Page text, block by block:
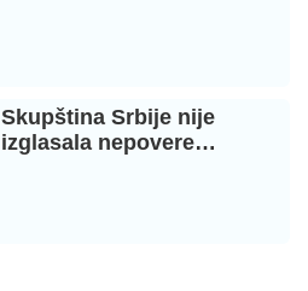
Skupština Srbije nije
izglasala nepovere…